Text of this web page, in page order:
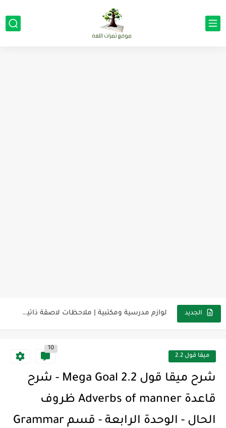
الجديد لوازم مدرسية ومكتبية | ملاحظات لاصقة ذاتية على شكل قلب...
ميقا قول 2.2
10
شرح ميقا قول 2.2 Mega Goal - شرح
قاعدة Adverbs of manner ظروف
الحال - الوحدة الرابعة - قسم Grammar